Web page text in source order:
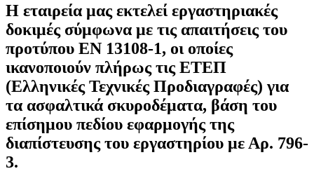
Η εταιρεία μας εκτελεί εργαστηριακές
δοκιμές σύμφωνα με τις απαιτήσεις του
προτύπου ΕΝ 13108-1, οι οποίες
ικανοποιούν πλήρως τις ΕΤΕΠ
(Ελληνικές Τεχνικές Προδιαγραφές) για
τα ασφαλτικά σκυροδέματα, βάση του
επίσημου πεδίου εφαρμογής της
διαπίστευσης του εργαστηρίου με Αρ. 796-
3.